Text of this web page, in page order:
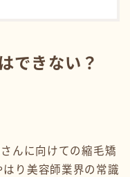
できない？
んに向けての縮毛矯
り美容師業界の常識